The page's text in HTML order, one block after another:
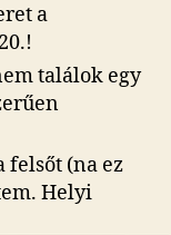
a
találok egy
felsőt (na ez
Helyi